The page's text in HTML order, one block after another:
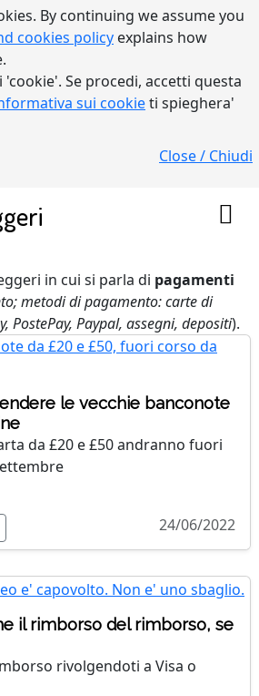
By continuing we assume you
cookies policy explains how
Se procedi, accetti questa
sui cookieti spieghera'
Close / Chiudi
in cui si parla di pagamenti
metodi di pagamento: carte di
PostePay, Paypal, assegni, depositi).
le vecchie banconote
da £20 e £50 andranno fuori
24/06/2022
il rimborso del rimborso, se
rivolgendoti a Visa o